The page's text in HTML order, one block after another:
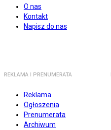
O nas
Kontakt
Napisz do nas
REKLAMA I PRENUMERATA
Reklama
Ogłoszenia
Prenumerata
Archiwum